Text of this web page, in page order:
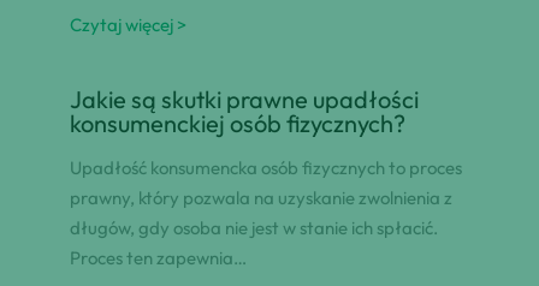
Czytaj więcej >
Jakie są skutki prawne upadłości
konsumenckiej osób fizycznych?
Upadłość konsumencka osób fizycznych to proces
prawny, który pozwala na uzyskanie zwolnienia z
długów, gdy osoba nie jest w stanie ich spłacić.
Proces ten zapewnia…